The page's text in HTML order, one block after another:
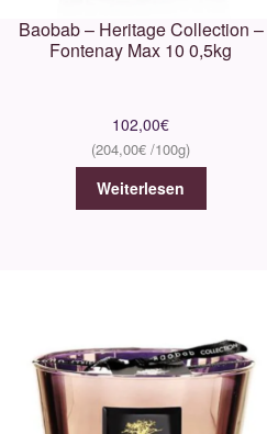
Baobab – Heritage Collection –
Fontenay Max 10 0,5kg
102,00€
204,00€
Weiterlesen